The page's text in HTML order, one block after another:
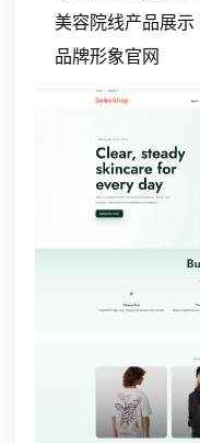
美容院线产品展示
品牌形象官网